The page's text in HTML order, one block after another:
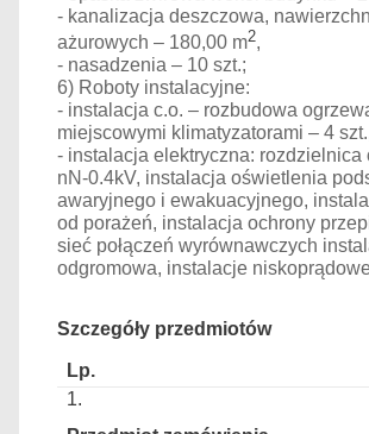
- kanalizacja deszczowa,
ażurowych – 180,00 m2,
- nasadzenia – 10 szt.;
6) Roboty instalacyjne:
- instalacja c.o. – rozbudowa
miejscowymi klimatyzatorami – 4
- instalacja elektryczna: rozdzielnica
nN-0.4kV, instalacja oświetlenia
awaryjnego i ewakuacyjnego,
od porażeń, instalacja ochrony
sieć połączeń wyrównawczych
odgromowa, instalacje
Szczegóły przedmiotów
1.